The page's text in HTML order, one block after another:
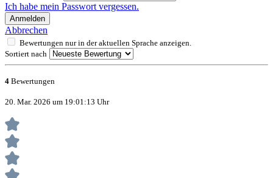
Ich habe mein Passwort vergessen.
Anmelden
Abbrechen
Bewertungen nur in der aktuellen Sprache anzeigen.
Sortiert nach
4 Bewertungen
20. Mar. 2026 um 19:01:13 Uhr